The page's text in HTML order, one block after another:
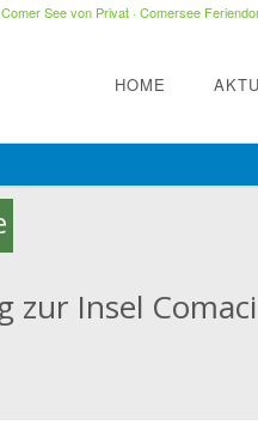
See von Privat· Comersee
HOME
zur Insel